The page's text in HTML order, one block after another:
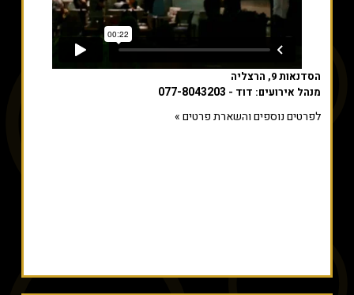
הסדנאות 9, הרצליה
מנהל אירועים: דוד - 077-8043203
לפרטים נוספים והשארת פרטים »